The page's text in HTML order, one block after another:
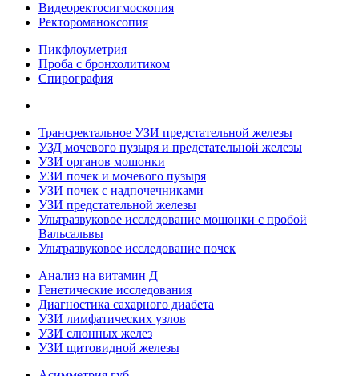
Видеоректосигмоскопия
Ректороманоксопия
Пикфлоуметрия
Проба с бронхолитиком
Спирография
Трансректальное УЗИ предстательной железы
УЗД мочевого пузыря и предстательной железы
УЗИ органов мошонки
УЗИ почек и мочевого пузыря
УЗИ почек с надпочечниками
УЗИ предстательной железы
Ультразвуковое исследование мошонки с пробой
Вальсальвы
Ультразвуковое исследование почек
Анализ на витамин Д
Генетические исследования
Диагностика сахарного диабета
УЗИ лимфатических узлов
УЗИ слюнных желез
УЗИ щитовидной железы